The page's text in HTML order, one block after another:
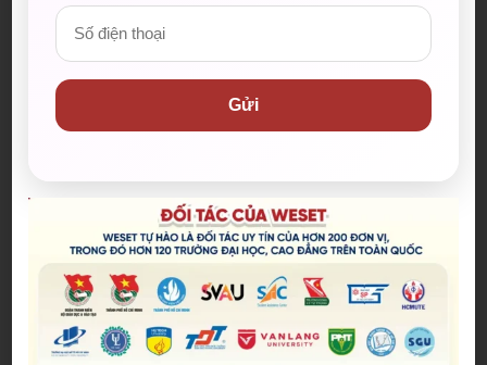
yếu để nâng cao khả năng
từ trình độ trung cấp lên nâng cao. Bạn cần quan
tâm đến việc truyền đạt suy nghĩ của mình trở nên
mạch lạc và tự nhiên hơn. Để làm tốt điều này, hãy
thử luyện viết nhật ký hoặc các bài tiểu luận ngắn
Ngoài ra, hãy nỗ lực trau dồi từ vựng mới và sử dụng
thành ngữ trong giao tiếp tiếng Anh hàng ngày.
Điều này sẽ làm cho câu văn của bạn trở nên sống
động và tự nhiên hơn trong giao tiếp hằng ngày.
Kiên trì trong việc luyện tập
Gửi